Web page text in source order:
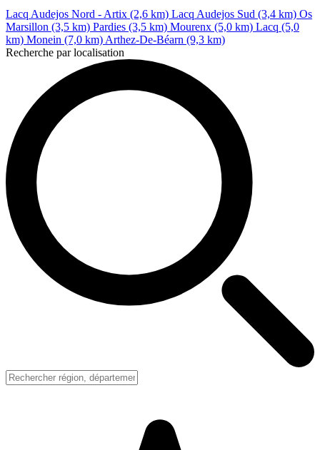
Lacq Audejos Nord - Artix (2,6 km) Lacq Audejos Sud (3,4 km) Os
Marsillon (3,5 km) Pardies (3,5 km) Mourenx (5,0 km) Lacq (5,0
km) Monein (7,0 km) Arthez-De-Béarn (9,3 km)
Recherche par localisation